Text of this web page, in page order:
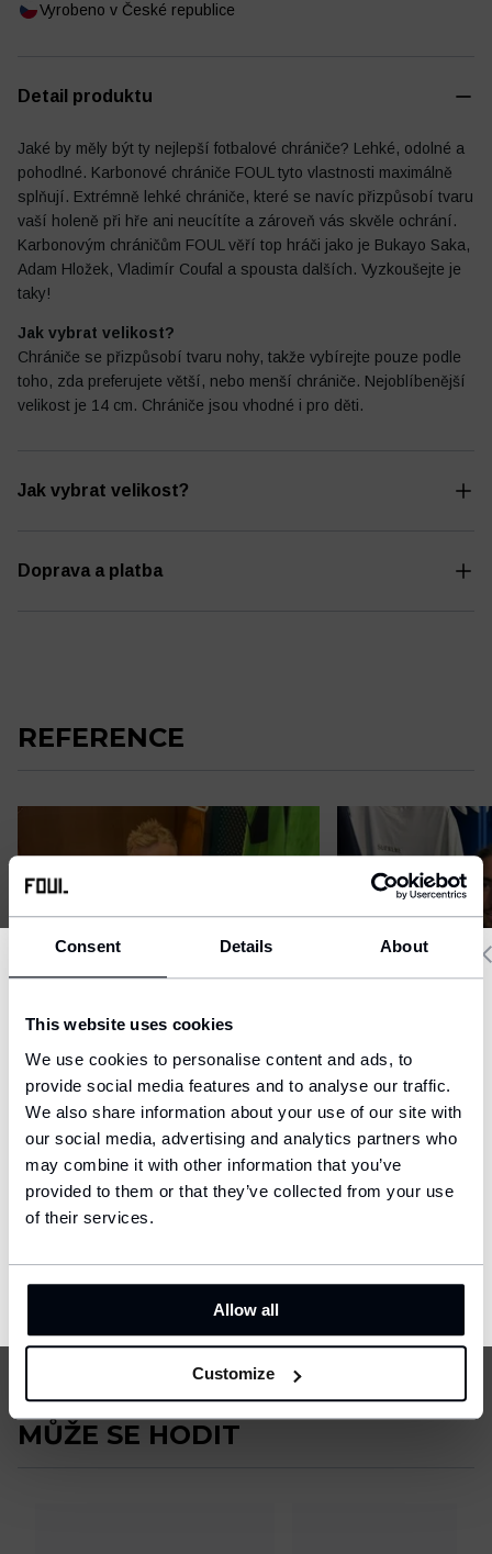
Consent Details About
This website uses cookies
We use cookies to personalise content and ads, to
provide social media features and to analyse our traffic.
We also share information about your use of our site with
our social media, advertising and analytics partners who
may combine it with other information that you’ve
provided to them or that they’ve collected from your use
of their services.
Allow all
Customize
Fotbalový deník Ostatní
Vyrobeno v České republice
Detail produktu
Jaké by měly být ty nejlepší fotbalové chrániče? Lehké, odolné a
pohodlné. Karbonové chrániče FOUL tyto vlastnosti maximálně
splňují. Extrémně lehké chrániče, které se navíc přizpůsobí tvaru
vaší holeně při hře ani neucítíte a zároveň vás skvěle ochrání.
Karbonovým chráničům FOUL věří top hráči jako je Bukayo Saka,
Adam Hložek, Vladimír Coufal a spousta dalších. Vyzkoušejte je
taky!
Jak vybrat velikost?
Chrániče se přizpůsobí tvaru nohy, takže vybírejte pouze podle
toho, zda preferujete větší, nebo menší chrániče. Nejoblíbenější
velikost je 14 cm. Chrániče jsou vhodné i pro děti.
Jak vybrat velikost?
Doprava a platba
REFERENCE
Marek Rodák
Al Ettifaq FC
MŮŽE SE HODIT
your location.
United States (USD)
Ship to
English
Language
CONFIRM